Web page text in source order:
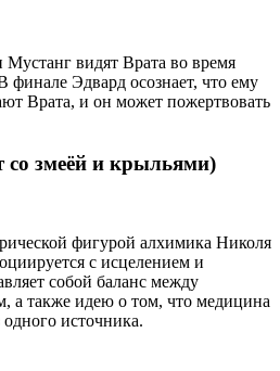
видят Врата во время
финале Эдвард осознает, что ему
Врата, и он может пожертвовать
со змеёй и крыльями)
фигурой алхимика Николя
с исцелением и
собой баланс между
а также идею о том, что медицина
источника.